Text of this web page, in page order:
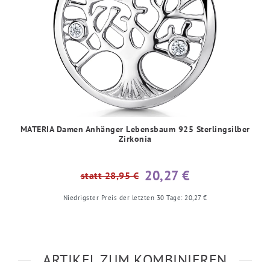
MATERIA Damen Anhänger Lebensbaum 925 Sterlingsilber
Zirkonia
statt 28,95 € 20,27 €
Niedrigster Preis der letzten 30 Tage: 20,27 €